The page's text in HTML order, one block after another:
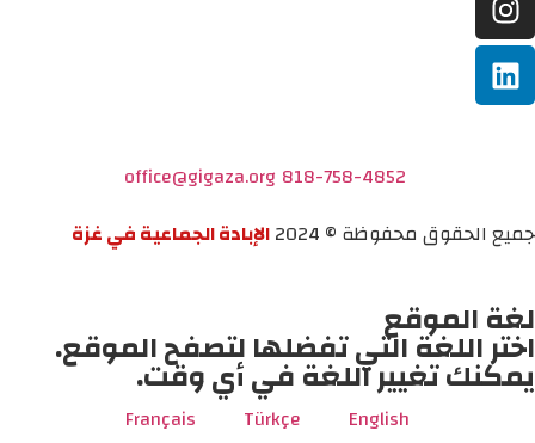
818-758-4852
office@gigaza.org
جميع الحقوق محفوظة © 2024
الإبادة الجماعية في غزة
لغة الموقع
اختر اللغة التي تفضلها لتصفح الموقع.
يمكنك تغيير اللغة في أي وقت.
English
Türkçe
Français